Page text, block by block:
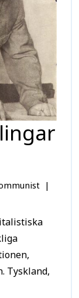
|
Tyskland,